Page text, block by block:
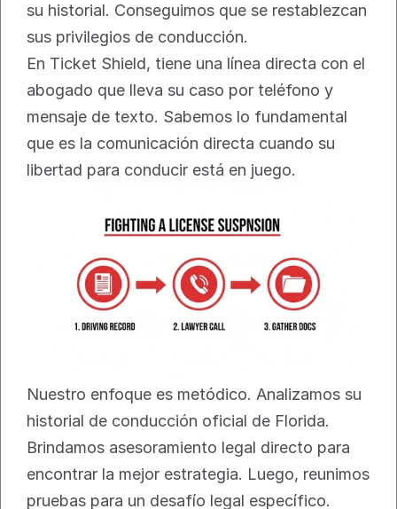
su historial. Conseguimos que se restablezcan
sus privilegios de conducción.
En Ticket Shield, tiene una línea directa con el
abogado que lleva su caso por teléfono y
mensaje de texto. Sabemos lo fundamental
que es la comunicación directa cuando su
libertad para conducir está en juego.
Nuestro enfoque es metódico. Analizamos su
historial de conducción oficial de Florida.
Brindamos asesoramiento legal directo para
encontrar la mejor estrategia. Luego, reunimos
pruebas para un desafío legal específico.